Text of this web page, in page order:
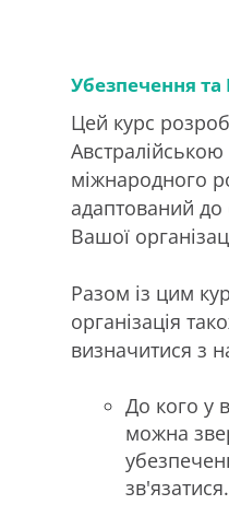
Убезпечення та
Цей курс
міжнародного
адаптований до
Вашої
Разом із цим
організація
визначитися з
До кого у
можна
зв'язатися.